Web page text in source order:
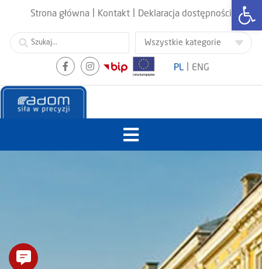
Strona główna Kontakt Deklaracja dostępności
PL ENG